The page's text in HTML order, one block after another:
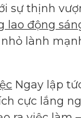
sự thịnh
lao động
lành
Ngay lập
cực lắng